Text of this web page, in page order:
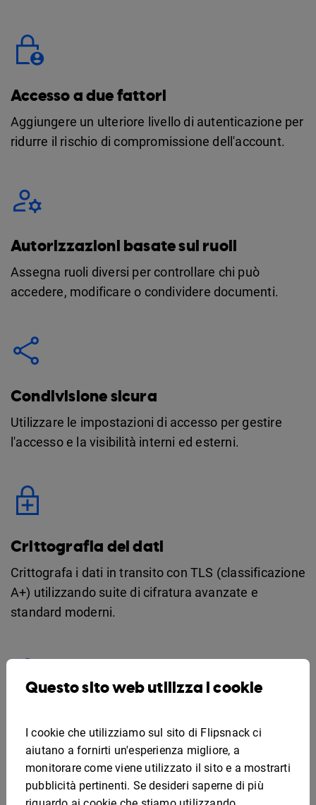
Accesso a due fattori
Aggiungere un ulteriore livello di autenticazione per
ridurre il rischio di compromissione dell'account.
Autorizzazioni basate sui ruoli
Assegna ruoli diversi per controllare chi può
accedere, modificare o condividere documenti.
Condivisione sicura
Utilizzare le impostazioni di accesso per gestire
l'accesso e la visibilità interni ed esterni.
Crittografia dei dati
Crittografa i dati in transito con TLS (classificazione
A+) utilizzando suite di cifratura avanzate e
standard moderni.
Gli ambienti dei clienti sono logicamente separati
per impedire l'accesso ai dati tra account.
Questo sito web utilizza i cookie
I cookie che utilizziamo sul sito di Flipsnack ci
aiutano a fornirti un'esperienza migliore, a
monitorare come viene utilizzato il sito e a mostrarti
pubblicità pertinenti. Se desideri saperne di più